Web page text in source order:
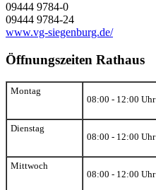
09444 9784-0
09444 9784-24
www.vg-siegenburg.de/
Öffnungszeiten Rathaus
Montag
08:00 - 12:00 Uhr
Dienstag
08:00 - 12:00 Uhr
Mittwoch
08:00 - 12:00 Uhr